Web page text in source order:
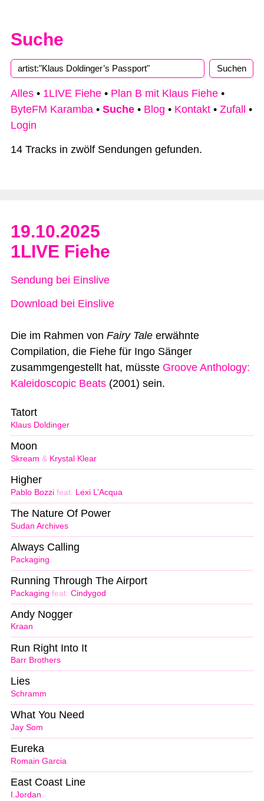
Suche
Alles • 1LIVE Fiehe • Plan B mit Klaus Fiehe •
ByteFM Karamba • Suche • Blog • Kontakt • Zufall
•
Login
14 Tracks in zwölf Sendungen gefunden.
19.10.2025
1LIVE Fiehe
Sendung bei Einslive
Download bei Einslive
Die im Rahmen von Fairy Tale erwähnte
Compilation, die Fiehe für Ingo Sänger
zusammgengestellt hat, müsste Groove Anthology:
Kaleidoscopic Beats (2001) sein.
Klaus Doldinger
Tatort
Skream & Krystal Klear
Moon
Pablo Bozzi feat. Lexi L’Acqua
Higher
Sudan Archives
The Nature Of Power
Packaging
Always Calling
Packaging feat. Cindygod
Running Through The Airport
Kraan
Andy Nogger
Barr Brothers
Run Right Into It
Schramm
Lies
Jay Som
What You Need
Romain Garcia
Eureka
I.Jordan
East Coast Line